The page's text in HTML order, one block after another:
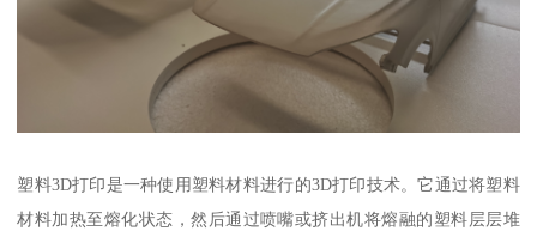
塑料3D打印是一种使用塑料材料进行的3D打印技术。它通过将塑料
材料加热至熔化状态，然后通过喷嘴或挤出机将熔融的塑料层层堆